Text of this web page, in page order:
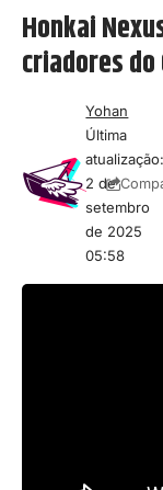
Honkai
criadores
Última
atualização:
2 de
setembro
de 2025
05:58
Yohan